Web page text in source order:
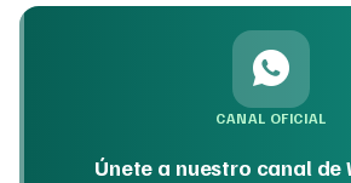
CANAL OFICIAL
Únete a nuestro canal de